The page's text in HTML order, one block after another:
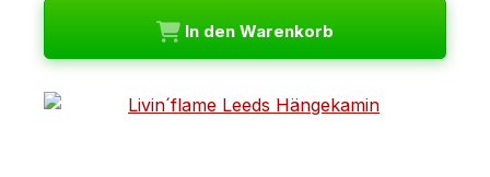
In den Warenkorb